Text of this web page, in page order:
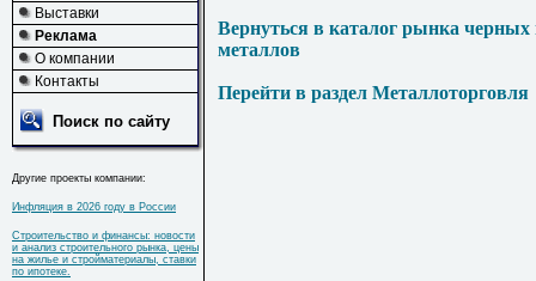
Выставки
Реклама
О компании
Контакты
Поиск по сайту
Другие проекты компании:
Инфляция в 2026 году в России
Строительство и финансы: новости
и анализ строительного рынка, цены
на жилье и стройматериалы, ставки
по ипотеке.
Вернуться в каталог рынка
металлов
Перейти в раздел Металлоторговля